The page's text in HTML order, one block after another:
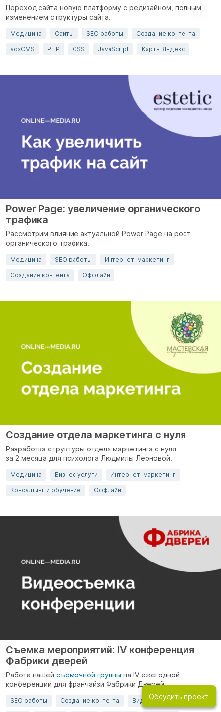
Обсудить проект
Переход сайта новую платформу с редизайном, полным
изменением структуры сайта.
Медицина Сайты SEO работы Создание контента
adxCMS PHP CSS JavaScript Карты Яндекс
Power Page: увеличение органического
трафика
Рассмотрим влияние актуальной Power Page на рост
органического трафика.
Медицина SEO работы Интернет-маркетинг
Создание контента Оффлайн
Создание отдела маркетинга с нуля
Разработка структуры отдела маркетинга с нуля
за 2 месяца для психолога Людмилы Леоновой.
Медицина Бизнес услуги Интернет-маркетинг
Консалтинг и обучение Оффлайн
Съемка мероприятий: IV конференция
Фабрики дверей
Работа нашей съемочной группы на IV ежегодной
конференции для франчайзи Фабрики Дверей.
SEO работы Создание контента Видеомаркетинг